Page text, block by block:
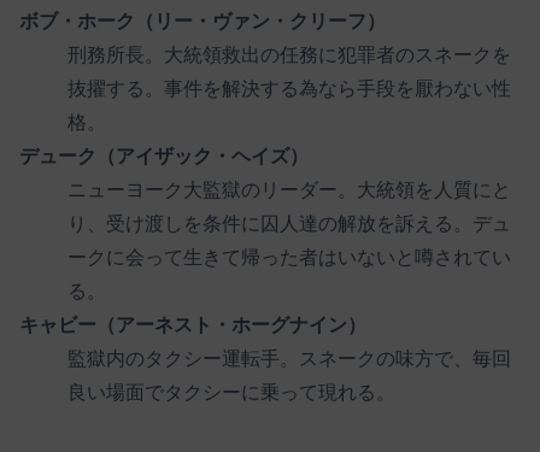
ボブ・ホーク（リー・ヴァン・クリーフ）
刑務所長。大統領救出の任務に犯罪者のスネークを
抜擢する。事件を解決する為なら手段を厭わない性
格。
デューク（アイザック・ヘイズ）
ニューヨーク大監獄のリーダー。大統領を人質にと
り、受け渡しを条件に囚人達の解放を訴える。デュ
ークに会って生きて帰った者はいないと噂されてい
る。
キャビー（アーネスト・ホーグナイン）
監獄内のタクシー運転手。スネークの味方で、毎回
良い場面でタクシーに乗って現れる。